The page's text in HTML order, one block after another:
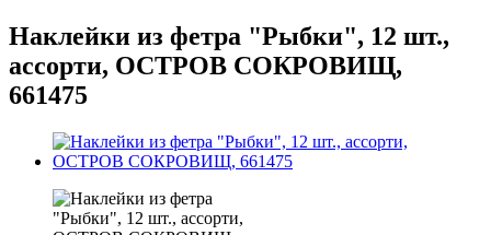
Наклейки из фетра "Рыбки", 12 шт.,
ассорти, ОСТРОВ СОКРОВИЩ,
661475